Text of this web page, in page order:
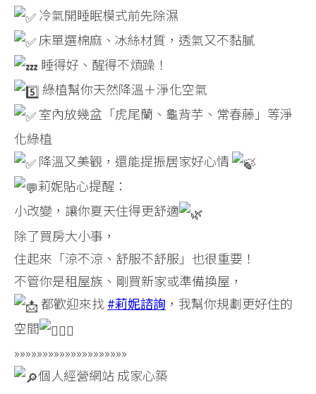
冷氣開睡眠模式前先除濕
床單選棉麻、冰絲材質，透氣又不黏膩
睡得好、醒得不煩躁！
綠植幫你天然降溫＋淨化空氣
室內放幾盆「虎尾蘭、龜背芋、常春藤」等淨
化綠植
降溫又美觀，還能提振居家好心情
莉妮貼心提醒：
小改變，讓你夏天住得更舒適
除了買房大小事，
住起來「涼不涼、舒服不舒服」也很重要！
不管你是租屋族、剛買新家或準備換屋，
都歡迎來找#莉妮諮詢 ，我幫你規劃更好住的
空間
»»»»»»»»»»»»»»»»»»»»
個人經營網站 成家心築